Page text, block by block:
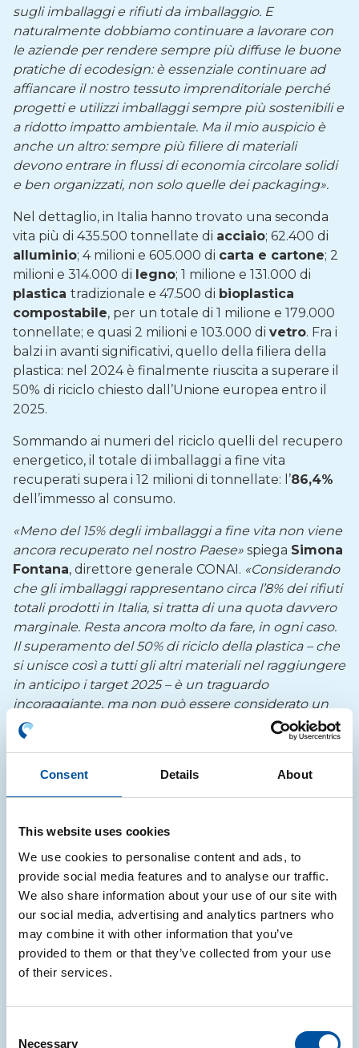
Consent Details About
This website uses cookies
We use cookies to personalise content and ads, to
provide social media features and to analyse our traffic.
We also share information about your use of our site with
our social media, advertising and analytics partners who
may combine it with other information that you’ve
provided to them or that they’ve collected from your use
of their services.
Necessary
sugli imballaggi e rifiuti da imballaggio. E
naturalmente dobbiamo continuare a lavorare con
le aziende per rendere sempre più diffuse le buone
pratiche di ecodesign: è essenziale continuare ad
affiancare il nostro tessuto imprenditoriale perché
progetti e utilizzi imballaggi sempre più sostenibili e
a ridotto impatto ambientale. Ma il mio auspicio è
anche un altro: sempre più filiere di materiali
devono entrare in flussi di economia circolare solidi
e ben organizzati, non solo quelle dei packaging».
Nel dettaglio, in Italia hanno trovato una seconda
vita più di 435.500 tonnellate di acciaio; 62.400 di
alluminio; 4 milioni e 605.000 di carta e cartone; 2
milioni e 314.000 di legno; 1 milione e 131.000 di
plastica tradizionale e 47.500 di bioplastica
compostabile, per un totale di 1 milione e 179.000
tonnellate; e quasi 2 milioni e 103.000 di vetro. Fra i
balzi in avanti significativi, quello della filiera della
plastica: nel 2024 è finalmente riuscita a superare il
50% di riciclo chiesto dall’Unione europea entro il
2025.
Sommando ai numeri del riciclo quelli del recupero
energetico, il totale di imballaggi a fine vita
recuperati supera i 12 milioni di tonnellate: l’86,4%
dell’immesso al consumo.
«Meno del 15% degli imballaggi a fine vita non viene
ancora recuperato nel nostro Paese» spiega Simona
Fontana, direttore generale CONAI. «Considerando
che gli imballaggi rappresentano circa l’8% dei rifiuti
totali prodotti in Italia, si tratta di una quota davvero
marginale. Resta ancora molto da fare, in ogni caso.
Il superamento del 50% di riciclo della plastica – che
si unisce così a tutti gli altri materiali nel raggiungere
in anticipo i target 2025 – è un traguardo
incoraggiante, ma non può essere considerato un
punto d’arrivo. È fondamentale continuare a
investire nel potenziamento delle raccolte
più diffusa di economia circolare: più della metà
degli imballaggi riciclati, del resto, arriva proprio
cittadini. Ma un altro strumento da potenziare è
quello della diversificazione contributiva: applicando
contributi ambientali modulati in base alla
riciclabilità degli imballaggi in plastica e carta, dal
2018 abbiamo più che dimezzato la presenza di
pack non riciclabili sul mercato. Per questo, da luglio
di quest’anno, abbiamo reso più incisiva la
diversificazione per i compositi a base carta legando
importante il lavoro svolto con i Comuni, attraverso